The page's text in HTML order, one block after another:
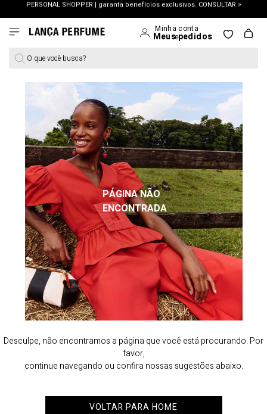
OUTLET: Até 65% OFF + 15% na 2ª peça. Confira >
LANÇAMENTO PRIMAVERA 27. Clique e aproveite.
O que você busca?
PÁGINA NÃO
ENCONTRADA
Desculpe, não encontramos a página que você está procurando. Por
favor,
continue navegando ou confira nossas sugestões abaixo.
VOLTAR PARA HOME